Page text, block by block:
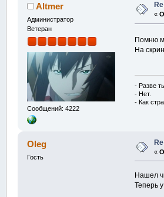
Altmer
Администратор
Ветеран
Сообщений: 4222
«
Помню
На
- Разве
- Нет.
- Как
Oleg
Гость
«
Нашел
Теперь